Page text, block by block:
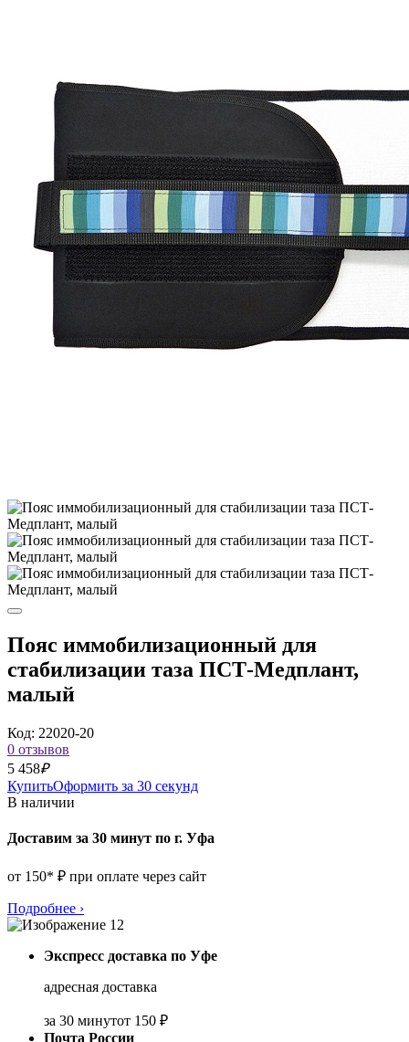
Пояс иммобилизационный для
стабилизации таза ПСТ-Медплант,
малый
Код: 22020-20
0 отзывов
5 458₽
КупитьОформить за 30 секунд
В наличии
Доставим за 30 минут по г. Уфа
от 150* ₽ при оплате через сайт
Подробнее ›
Экспресс доставка по Уфе
адресная доставка
за 30 минутот 150 ₽
Почта России